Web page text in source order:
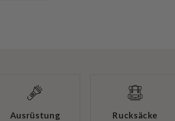
Ausrüstung Rucksäcke